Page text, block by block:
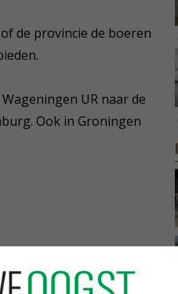
de provincie de boeren
UR naar de
Ook in Groningen